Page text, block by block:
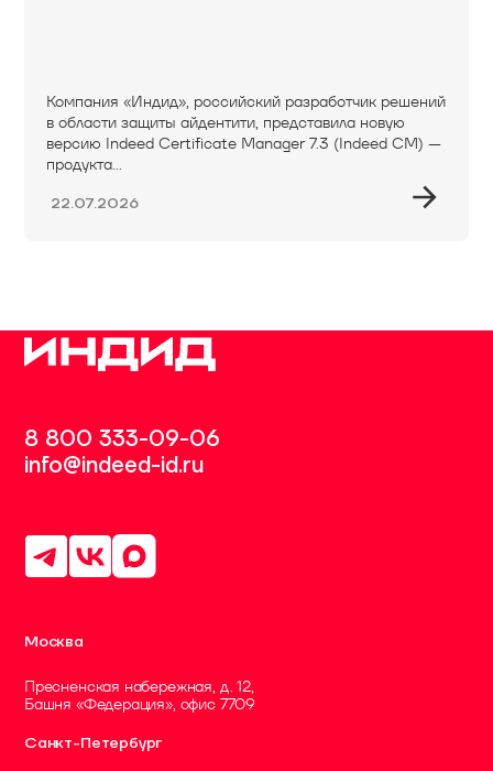
Компания «Индид», российский разработчик решений
в области защиты айдентити, представила новую
версию Indeed Certificate Manager 7.3 (Indeed CM) —
продукта...
22.07.2026
8 800 333-09-06
info@indeed-id.ru
Москва
Пресненская набережная, д. 12,
Башня «Федерация», офис 7709
Санкт-Петербург